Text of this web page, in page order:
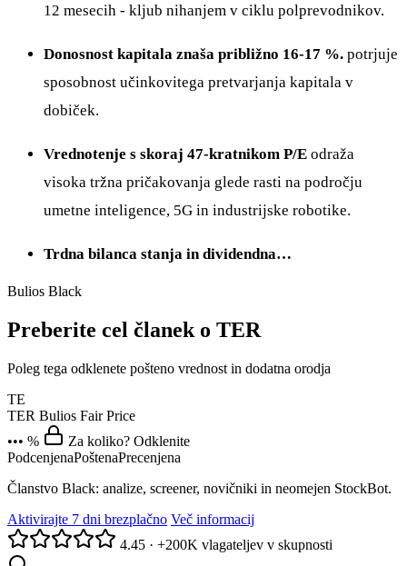
12 mesecih - kljub nihanjem v ciklu polprevodnikov.
Donosnost kapitala znaša približno 16-17 %. potrjuje
sposobnost učinkovitega pretvarjanja kapitala v
dobiček.
Vrednotenje s skoraj 47-kratnikom P/E odraža
visoka tržna pričakovanja glede rasti na področju
umetne inteligence, 5G in industrijske robotike.
Trdna bilanca stanja in dividendna…
Bulios Black
Preberite cel članek o TER
Poleg tega odklenete pošteno vrednost in dodatna orodja
TE
TER Bulios Fair Price
••• %
Za koliko? Odklenite
PodcenjenaPoštenaPrecenjena
Članstvo Black: analize, screener, novičniki in neomejen StockBot.
Aktivirajte 7 dni brezplačno Več informacij
4.45 · +200K vlagateljev v skupnosti